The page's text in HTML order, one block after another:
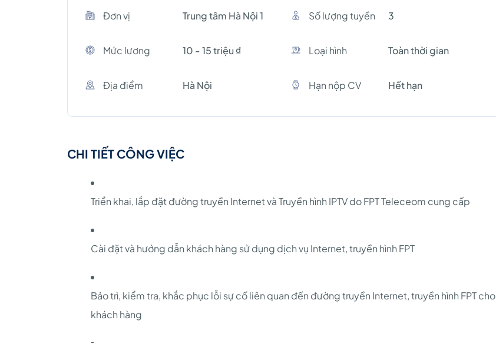
Đơn vị Trung tâm Hà Nội 1 Số lượng tuyền 3
Mức lương 10 - 15 triệu ₫ Loại hình Toàn thời gian
Địa điểm Hà Nội Hạn nộp CV Hết hạn
CHI TIẾT CÔNG VIỆC
Triển khai, lắp đặt đường truyền Internet và Truyền hình IPTV do FPT Teleceom cung cấp
Cài đặt và hướng dẫn khách hàng sử dụng dịch vụ Internet, truyền hình FPT
Bảo trì, kiểm tra, khắc phục lỗi sự cố liên quan đến đường truyền Internet, truyền hình FPT cho
khách hàng